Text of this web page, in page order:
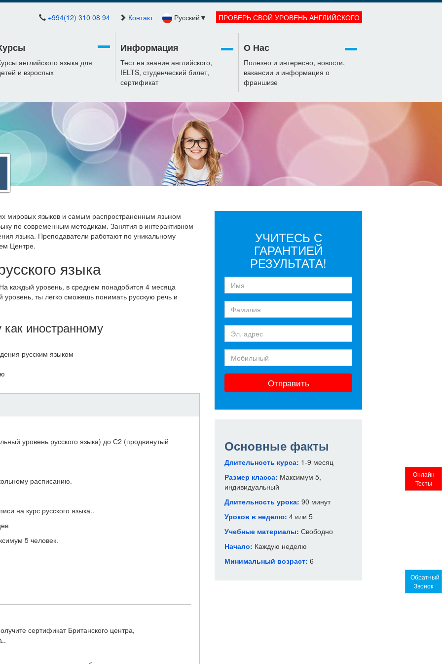
+994(12) 310 08 94 Контакт Русский ▼ ПРОВЕРЬ СВОЙ УРОВЕНЬ АНГЛИЙСКОГО
английского языка для
и взрослых
Информация
Тест на знание английского,
IELTS, студенческий билет,
сертификат
О Нас
Полезно и интересно, новости,
вакансии и информация о
франшизе
Обратный
Звонок
Онлайн
Тесты
мировых языков и самым распространенным языком
по современным методикам. Занятия в интерактивном
языка. Преподаватели работают по уникальному
Центре.
языка
каждый уровень, в среднем понадобится 4 месяца
ты легко сможешь понимать русскую речь и
иностранному
русским языком
уровень русского языка) до С2 (продвинутый
расписанию.
на курс русского языка..
5 человек.
сертификат Британского центра,
УЧИТЕСЬ С
ГАРАНТИЕЙ
РЕЗУЛЬТАТА!
Отправить
Основные факты
Длительность курса: 1-9 месяц
Размер класса: Максимум 5,
индивидуальный
Длительность урока: 90 минут
Уроков в неделю: 4 или 5
Учебные материалы: Свободно
Начало: Каждую неделю
Минимальный возраст: 6